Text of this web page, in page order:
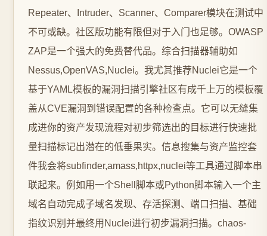
Repeater、Intruder、Scanner、Comparer模块在测试中
不可或缺。社区版功能有限但对于入门也足够。OWASP
ZAP是一个强大的免费替代品。综合扫描器辅助如
Nessus,OpenVAS,Nuclei。我尤其推荐Nuclei它是一个
基于YAML模板的漏洞扫描引擎社区有成千上万的模板覆
盖从CVE漏洞到错误配置的各种检查点。它可以无缝集
成进你的资产发现流程对初步筛选出的目标进行快速批
量扫描标记出潜在的低垂果实。信息搜集与资产监控套
件我会将subfinder,amass,httpx,nuclei等工具通过脚本串
联起来。例如用一个Shell脚本或Python脚本输入一个主
域名自动完成子域名发现、存活探测、端口扫描、基础
指纹识别并最终用Nuclei进行初步漏洞扫描。chaos-